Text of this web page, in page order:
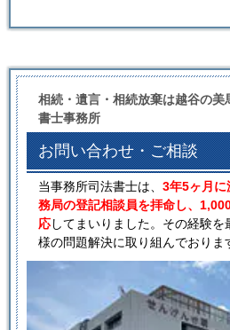
相続・遺言・相続放棄は越谷の美
書士事務所
お問い合わせ・ご相談
当事務所司法書士は、 3年5ヶ月に
務局の登記相談員を拝命し、
応してまいりました。その経験
様の問題解決に取り組んでおりま